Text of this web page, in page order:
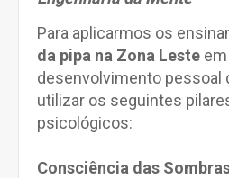
Para aplicarmos os
da pipa na Zona Leste
desenvolvimento pessoal
utilizar os seguintes
psicológicos:
Consciência das